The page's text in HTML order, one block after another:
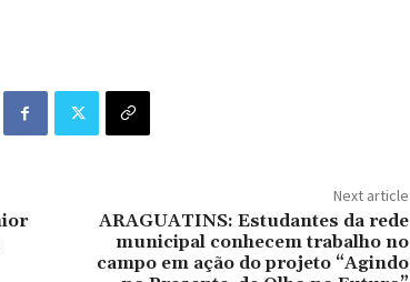
Next article
ARAGUATINS: Estudantes da rede
municipal conhecem trabalho no
campo em ação do projeto “Agindo